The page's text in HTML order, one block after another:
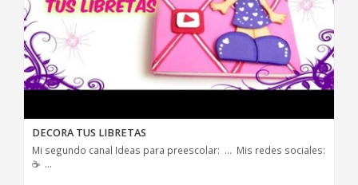
DECORA TUS LIBRETAS
Mi segundo canal Ideas para preescolar: ... Mis redes sociales:
☕ ...